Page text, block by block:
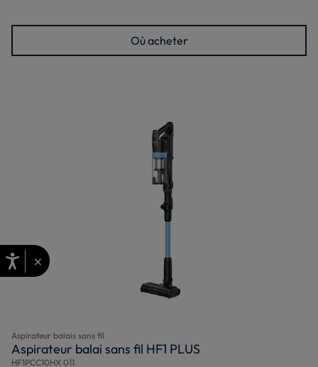
Où acheter
Aspirateur balais sans fil
Aspirateur balai sans fil HF1 PLUS
HF1PCC10HX 011
×